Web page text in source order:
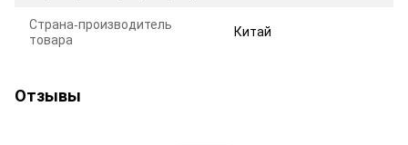
Страна-производитель
товара
Китай
Отзывы